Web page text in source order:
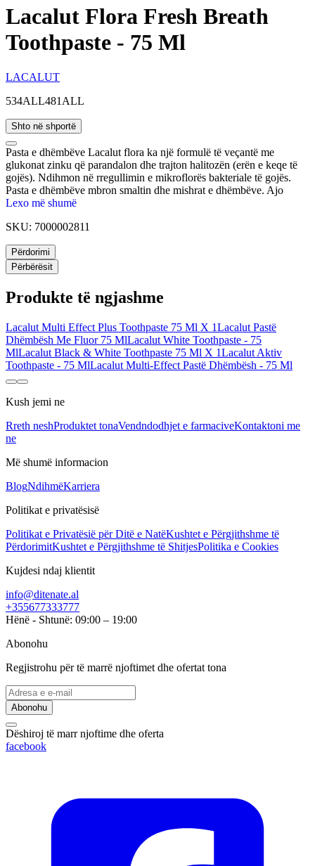
Lacalut Flora Fresh Breath
Toothpaste - 75 Ml
LACALUT
534ALL481ALL
Shto në shportë
Pasta e dhëmbëve Lacalut flora ka një formulë të veçantë me
glukonat zinku që parandalon dhe trajton halitozën (erën e keqe të
gojës). Ndihmon në rregullimin e mikroflorës bakteriale të gojës.
Pasta e dhëmbëve mbron smaltin dhe mishrat e dhëmbëve. Ajo
siguron gjithashtu një pastrim të thellë efektiv me butësi maksimale
Lexo më shumë
SKU: 7000002811
Përdorimi
Përbërësit
Produkte të ngjashme
Lacalut Multi Effect Plus Toothpaste 75 Ml X 1Lacalut Pastë
Dhëmbësh Me Fluor 75 MlLacalut White Toothpaste - 75
MlLacalut Black & White Toothpaste 75 Ml X 1Lacalut Aktiv
Toothpaste - 75 MlLacalut Multi-Effect Pastë Dhëmbësh - 75 Ml
Kush jemi ne
Rreth neshProduktet tonaVendndodhjet e farmaciveKontaktoni me
ne
Më shumë informacion
BlogNdihmëKarriera
Politikat e privatësisë
Politikat e Privatësië për Ditë e NatëKushtet e Përgjithshme të
PërdorimitKushtet e Përgjithshme të ShitjesPolitika e Cookies
Kujdesi ndaj klientit
info@ditenate.al
+355677333777
Hënë - Shtunë: 09:00 – 19:00
Abonohu
Regjistrohu për të marrë njoftimet dhe ofertat tona
Abonohu
Dëshiroj të marr njoftime dhe oferta
facebook